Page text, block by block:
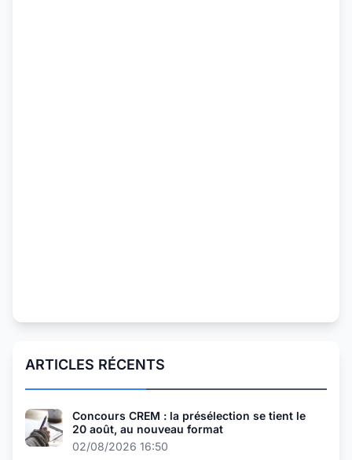
ARTICLES RÉCENTS
Concours CREM : la présélection se tient le
20 août, au nouveau format
02/08/2026 16:50